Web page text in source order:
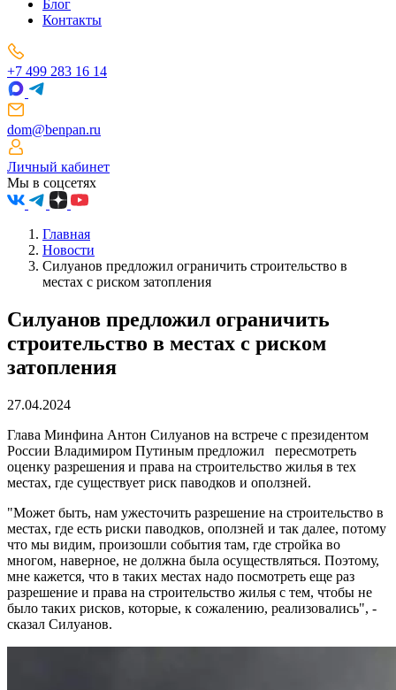
Блог
Контакты
+7 499 283 16 14
dom@benpan.ru
Личный кабинет
Мы в соцсетях
Главная
Новости
Силуанов предложил ограничить строительство в
местах с риском затопления
Силуанов предложил ограничить
строительство в местах с риском
затопления
27.04.2024
Глава Минфина Антон Силуанов на встрече с президентом
России Владимиром Путиным предложил пересмотреть
оценку разрешения и права на строительство жилья в тех
местах, где существует риск паводков и оползней.
"Может быть, нам ужесточить разрешение на строительство в
местах, где есть риски паводков, оползней и так далее, потому
что мы видим, произошли события там, где стройка во
многом, наверное, не должна была осуществляться. Поэтому,
мне кажется, что в таких местах надо посмотреть еще раз
разрешение и права на строительство жилья с тем, чтобы не
было таких рисков, которые, к сожалению, реализовались", -
сказал Силуанов.